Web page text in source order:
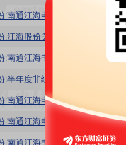
:南通江海电容器股份有限公司
:江海股份关于注销公司2018年
:南通江海电容器股份有限公司
:半年度非经营性资金占用及其
:南通江海电容器股份有限公司
:南通江海电容器股份有限公司
:南通江海电容器股份有限公司